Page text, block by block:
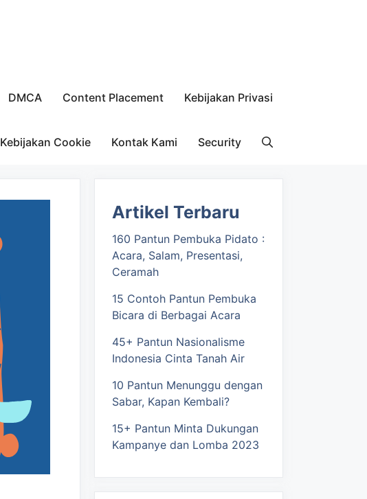
DMCA Content Placement Kebijakan Privasi
Kebijakan Cookie Kontak Kami Security
Artikel Terbaru
160 Pantun Pembuka Pidato :
Acara, Salam, Presentasi,
Ceramah
15 Contoh Pantun Pembuka
Bicara di Berbagai Acara
45+ Pantun Nasionalisme
Indonesia Cinta Tanah Air
10 Pantun Menunggu dengan
Sabar, Kapan Kembali?
15+ Pantun Minta Dukungan
Kampanye dan Lomba 2023